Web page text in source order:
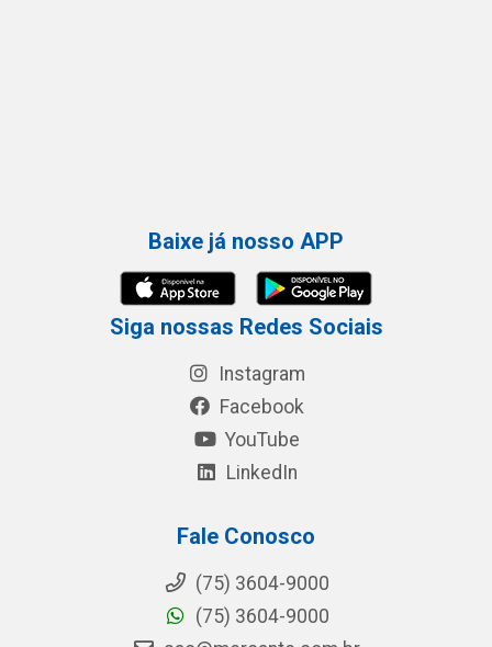
Baixe já nosso APP
Siga nossas Redes Sociais
Instagram
Facebook
YouTube
LinkedIn
Fale Conosco
(75) 3604-9000
(75) 3604-9000